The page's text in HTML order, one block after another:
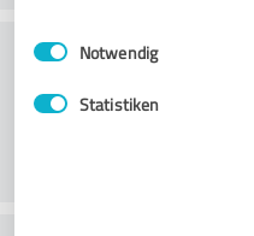
Impressum
Einwilligungsauswahl
Notwendig
Statistiken